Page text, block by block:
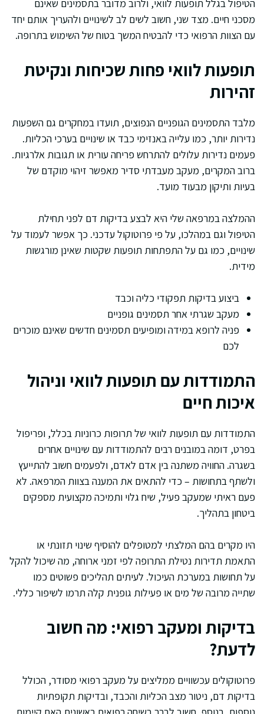
הטיפול בגלל תופעות לוואי, ולרוב מדובר בתסמינים שאינם
מסכני חיים. מצד שני, חשוב לשים לב לשינויים ולהעריך אותם יחד
עם הצוות הרפואי כדי להבטיח המשך בטוח של השימוש בתרופה.
תופעות לוואי פחות שכיחות ונקיטת
זהירות
מלבד התסמינים הגופניים הנפוצים, תועדו במחקרים גם השפעות
נדירות יותר, כמו עלייה באנזימי כבד או שינויים בערכי הכליות.
פעמים נדירות עלולים להתרחש פריחה עורית או תגובות אלרגיות.
ברוב המקרים, מעקב מעבדתי סדיר מאפשר זיהוי מוקדם של
בעיות ותיקון מבעוד מועד.
ההמלצה במרפאה שלי היא לבצע בדיקות דם לפני תחילת
הטיפול וגם במהלכו, על פי פרוטוקול עדכני. כך אפשר לעמוד על
שינויים, כמו גם על התפתחות תופעות שקטות שאינן מורגשות
מידית.
ביצוע בדיקות תפקודי כליה וכבד
מעקב שגרתי אחר תסמינים גופניים
פניה לרופא במידה ומופיעים תסמינים חדשים שאינם מוכרים
לכם
התמודדות עם תופעות לוואי וניהול
איכות חיים
התמודדות עם תופעות לוואי של תרופות כרוניות בכלל, ופריפול
בפרט, דומה במובנים רבים להתמודדות עם שינויים אחרים
בשגרה. החוויה משתנה בין אדם לאדם, ולפעמים חשוב להתייעץ
ולשתף בתחושות – כדי להתאים את המענה בצוות המרפאה. לא
פעם ראיתי שמעקב פעיל, שיח גלוי ותמיכה מקצועית מספקים
ביטחון בתהליך.
היו מקרים בהם המלצתי למטופלים להוסיף שינוי תזונתי או
התאמת תדירות נטילת התרופה לפי זמני ארוחה, מה שיכול להקל
על תחושות במערכת העיכול. לעיתים תהליכים פשוטים כמו
שתייה מרובה של מים או פעילות גופנית קלה תרמו לשיפור כללי.
בדיקות ומעקב רפואי: מה חשוב
לדעת?
פרוטוקולים עכשוויים ממליצים על מעקב רפואי מסודר, הכולל
בדיקות דם, ניטור מצב הכליות והכבד, ובדיקות תקופתיות